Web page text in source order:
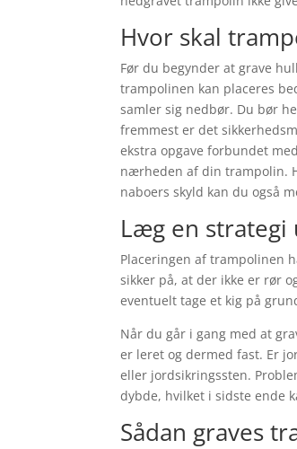
Hvor skal
Før du begynder at grave
trampolinen kan placeres
samler sig nedbør. Du bør
fremmest er det
ekstra opgave forbundet
nærheden af din trampolin.
naboers skyld kan du også
Læg en
Placeringen af trampolinen
sikker på, at der ikke er rør
eventuelt tage et kig på
Når du går i gang med at
er leret og dermed fast. Er
eller jordsikringssten.
dybde, hvilket i sidste ende
Sådan graves